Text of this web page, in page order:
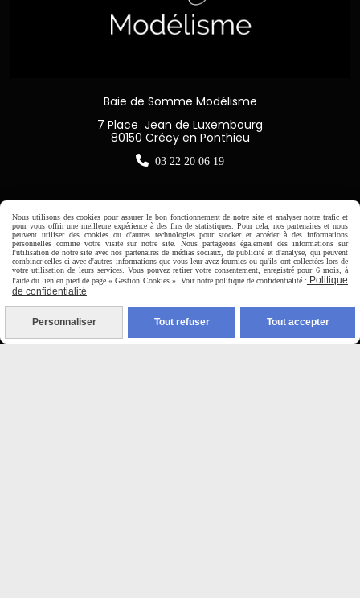
Baie de Somme Modélisme
7 Place Jean de Luxembourg
80150 Crécy en Ponthieu
 03 22 20 06 19
Horaire d'ouverture:
Du Mardi au Samedi de
9H00 - 12H30 / 14H00-18H30
Paiement sécurisé
Nous utilisons des cookies pour assurer le bon fonctionnement de notre site et analyser notre trafic et
pour vous offrir une meilleure expérience à des fins de statistiques. Pour cela, nos partenaires et nous
peuvent utiliser des cookies ou d'autres technologies pour stocker et accéder à des informations
personnelles comme votre visite sur notre site. Nous partageons également des informations sur
l'utilisation de notre site avec nos partenaires de médias sociaux, de publicité et d'analyse, qui peuvent
combiner celles-ci avec d'autres informations que vous leur avez fournies ou qu'ils ont collectées lors de
votre utilisation de leurs services. Vous pouvez retirer votre consentement, enregistré pour 6 mois, à
l'aide du lien en pied de page « Gestion Cookies ». Voir notre politique de confidentialité : Politique
de confidentialité
Personnaliser Tout refuser Tout accepter